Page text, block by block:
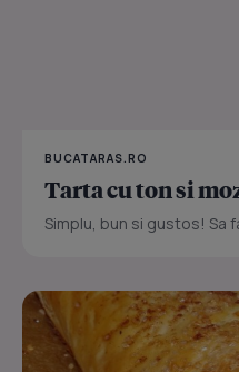
BUCATARAS.RO
Tarta cu ton si
Simplu, bun si gustos! Sa